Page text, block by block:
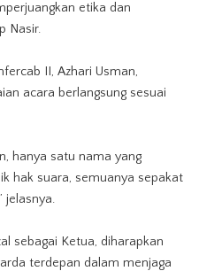
etika dan
Nasir.
II, Azhari Usman,
acara berlangsung sesuai
hanya satu nama yang
hak suara, semuanya sepakat
jelasnya.
sebagai Ketua, diharapkan
terdepan dalam menjaga